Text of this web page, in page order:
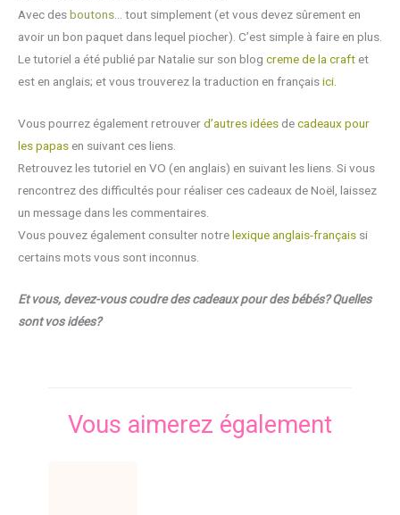
Avec desboutons … tout simplement (et vous devez sûrement en
avoir un bon paquet dans lequel piocher). C’est simple à faire en plus.
Le tutoriel a été publié par Natalie sur son blog creme de la craft et
est en anglais; et vous trouverez la traduction en françaisici
Vous pourrez également retrouverd’autres idées decadeaux pour
les papas en suivant ces liens.
Retrouvez les tutoriel en VO (en anglais) en suivant les liens. Si vous
rencontrez des difficultés pour réaliser ces cadeaux de Noël, laissez
un message dans les commentaires.
Vous pouvez également consulter notrelexique anglais-français si
certains mots vous sont inconnus.
Et vous, devez-vous coudre des cadeaux pour des bébés? Quelles
sont vos idées?
Vous aimerez également